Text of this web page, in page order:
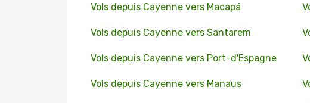
Vols depuis Cayenne vers Macapá
Vols depuis Cayenne vers Santarem
Vols depuis Cayenne vers Port-d'Espagne
Vols depuis Cayenne vers Manaus